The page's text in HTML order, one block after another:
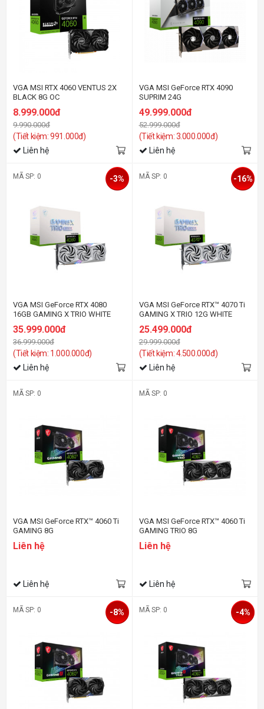
VGA MSI RTX 4060 VENTUS 2X
BLACK 8G OC
8.999.000đ
9.990.000đ
(Tiết kiệm: 991.000đ)
Liên hệ
VGA MSI GeForce RTX 4090
SUPRIM 24G
49.999.000đ
52.999.000đ
(Tiết kiệm: 3.000.000đ)
Liên hệ
MÃ SP: 0
VGA MSI GeForce RTX 4080
16GB GAMING X TRIO WHITE
35.999.000đ
36.999.000đ
(Tiết kiệm: 1.000.000đ)
-3%
Liên hệ
MÃ SP: 0
VGA MSI GeForce RTX™ 4070 Ti
GAMING X TRIO 12G WHITE
25.499.000đ
29.999.000đ
(Tiết kiệm: 4.500.000đ)
-16%
Liên hệ
MÃ SP: 0
VGA MSI GeForce RTX™ 4060 Ti
GAMING 8G
Liên hệ
Liên hệ
MÃ SP: 0
VGA MSI GeForce RTX™ 4060 Ti
GAMING TRIO 8G
Liên hệ
Liên hệ
MÃ SP: 0 -8% MÃ SP: 0 -4%